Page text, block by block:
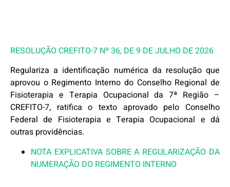
RESOLUÇÃO CREFITO-7 Nº 36, DE 9 DE JULHO DE 2026
Regulariza a identificação numérica da resolução que
aprovou o Regimento Interno do Conselho Regional de
Fisioterapia e Terapia Ocupacional da 7ª Região –
CREFITO-7, ratifica o texto aprovado pelo Conselho
Federal de Fisioterapia e Terapia Ocupacional e dá
outras providências.
NOTA EXPLICATIVA SOBRE A REGULARIZAÇÃO DA
NUMERAÇÃO DO REGIMENTO INTERNO